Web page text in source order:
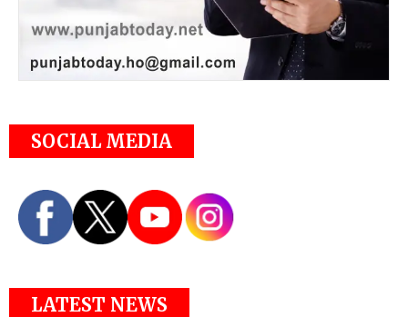
SOCIAL MEDIA
LATEST NEWS